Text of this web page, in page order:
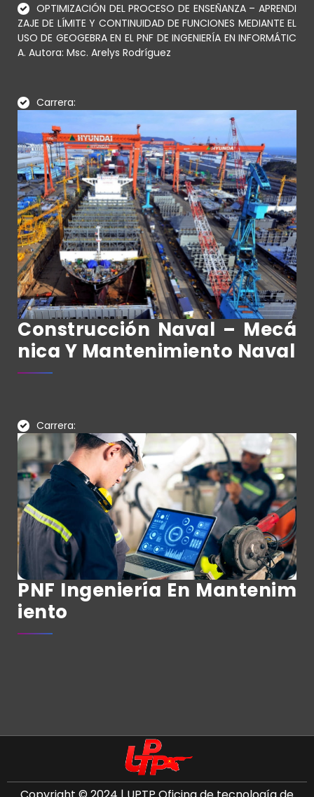
OPTIMIZACIÓN DEL PROCESO DE ENSEÑANZA – APRENDI
ZAJE DE LÍMITE Y CONTINUIDAD DE FUNCIONES MEDIANTE EL
USO DE GEOGEBRA EN EL PNF DE INGENIERÍA EN INFORMÁTIC
A. Autora: Msc. Arelys Rodríguez
Carrera:
Construcción Naval – Mecá
Nica Y Mantenimiento Naval
Carrera:
PNF Ingeniería En Mantenim
Iento